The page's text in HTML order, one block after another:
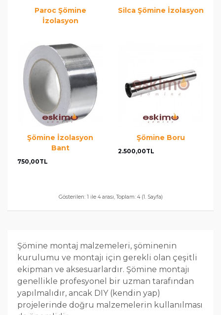
Paroc Şömine
İzolasyon
Silca Şömine İzolasyon
Şömine İzolasyon
Bant
750,00TL
Şömine Boru
2.500,00TL
Gösterilen: 1 ile 4 arası, Toplam: 4 (1. Sayfa)
Şömine montaj malzemeleri, şöminenin
kurulumu ve montajı için gerekli olan çeşitli
ekipman ve aksesuarlardır. Şömine montajı
genellikle profesyonel bir uzman tarafından
yapılmalıdır, ancak DIY (kendin yap)
projelerinde doğru malzemelerin kullanılması